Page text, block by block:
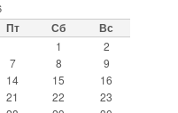
Пт Сб Вс
1
2
7 8
9
14 15
16
21 22
23